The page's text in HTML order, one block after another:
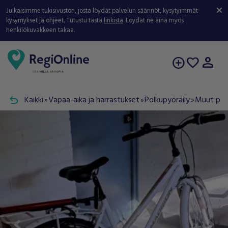
Julkaisimme tukisivuston, josta löydät palvelun säännöt, kysytyimmät
kysymykset ja ohjeet. Tutustu tästälinkistä. Löydät ne aina myös
henkilökuvakkeen takaa.
add_circlefavorite person
undo Kaikki double_arrowVapaa-aika ja harrastukset double_arrowPolkupyöräily double_arrow Muut